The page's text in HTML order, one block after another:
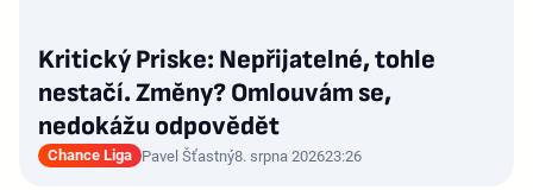
Kritický Priske: Nepřijatelné, tohle
nestačí. Změny? Omlouvám se,
nedokážu odpovědět
Chance Liga Pavel Šťastný8. srpna 202623:26